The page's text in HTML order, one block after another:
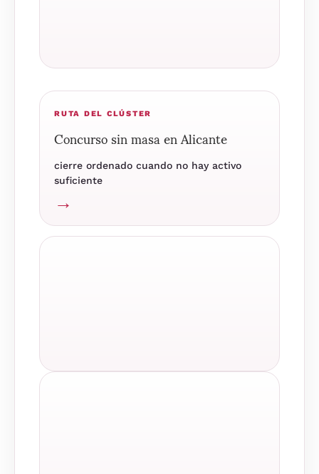
RUTA DEL CLÚSTER
Concurso sin masa en Alicante
cierre ordenado cuando no hay activo
suficiente
→